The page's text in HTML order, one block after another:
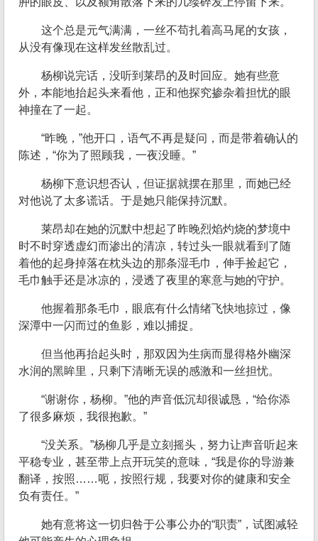
这个总是元气满满，一丝不苟扎着高马尾的女孩，
从没有像现在这样发丝散乱过。
杨柳说完话，没听到莱昂的及时回应。她有些意
外，本能地抬起头来看他，正和他探究掺杂着担忧的眼
神撞在了一起。
“昨晚，”他开口，语气不再是疑问，而是带着确认的
陈述，“你为了照顾我，一夜没睡。”
杨柳下意识想否认，但证据就摆在那里，而她已经
对他说了太多谎话。于是她只能保持沉默。
莱昂却在她的沉默中想起了昨晚烈焰灼烧的梦境中
时不时穿透虚幻而渗出的清凉，转过头一眼就看到了随
着他的起身掉落在枕头边的那条湿毛巾，伸手捡起它，
毛巾触手还是冰凉的，浸透了夜里的寒意与她的守护。
他握着那条毛巾，眼底有什么情绪飞快地掠过，像
深潭中一闪而过的鱼影，难以捕捉。
但当他再抬起头时，那双因为生病而显得格外幽深
水润的黑眸里，只剩下清晰无误的感激和一丝担忧。
“谢谢你，杨柳。”他的声音低沉却很诚恳，“给你添
了很多麻烦，我很抱歉。”
“没关系。”杨柳几乎是立刻摇头，努力让声音听起来
平稳专业，甚至带上点开玩笑的意味，“我是你的导游兼
翻译，按照……呃，按照行规，我要对你的健康和安全
负有责任。”
她有意将这一切归咎于公事公办的“职责”，试图减轻